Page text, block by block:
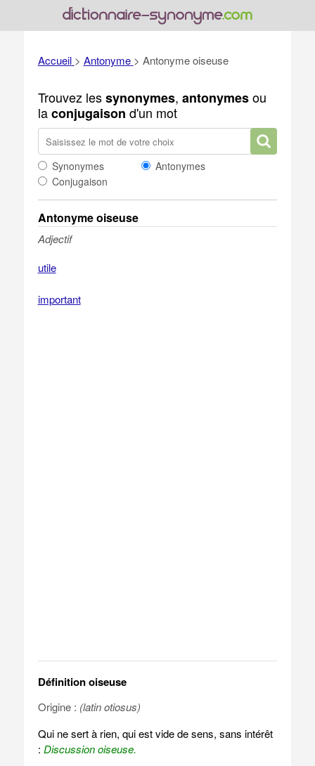
Accueil > Antonyme > Antonyme oiseuse
Trouvez lessynonymes, antonymesou
laconjugaison d'un mot
Synonymes
Antonymes
Conjugaison
Antonyme oiseuse
Adjectif
utile
important
Définition oiseuse
Origine : (latin otiosus)
Qui ne sert à rien, qui est vide de sens, sans intérêt
: Discussion oiseuse.